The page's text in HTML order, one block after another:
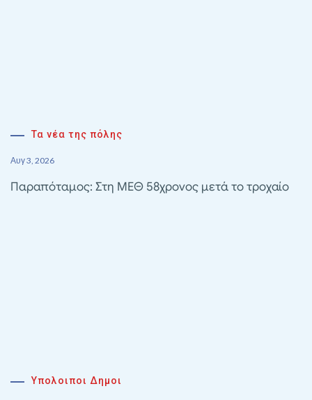
Τα νέα της πόλης
Αυγ 3, 2026
Παραπόταμος: Στη ΜΕΘ 58χρονος μετά το τροχαίο
Υπολοιποι Δημοι